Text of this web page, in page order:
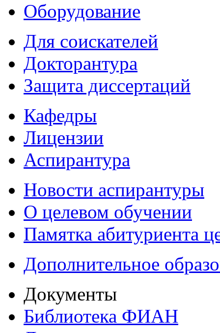
Оборудование
Для соискателей
Докторантура
Защита диссертаций
Кафедры
Лицензии
Аспирантура
Новости аспирантуры
О целевом обучении
Памятка абитуриента
Дополнительное
Документы
Библиотека ФИАН